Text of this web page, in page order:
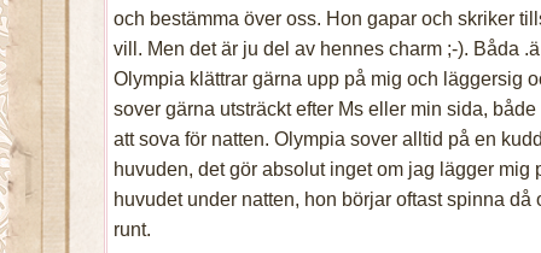
och bestämma över oss. Hon gapar och skriker
vill. Men det är ju del av hennes charm ;-). Båda
Olympia klättrar gärna upp på mig och läggersig
sover gärna utsträckt efter Ms eller min sida,
att sova för natten. Olympia sover alltid på en
huvuden, det gör absolut inget om jag lägger mig
huvudet under natten, hon börjar oftast spinna då
runt.